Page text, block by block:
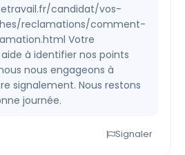
candidat/vos-
reclamations/comment-
Votre
à identifier nos points
nous engageons à
signalement. Nous restons
journée.
Signaler